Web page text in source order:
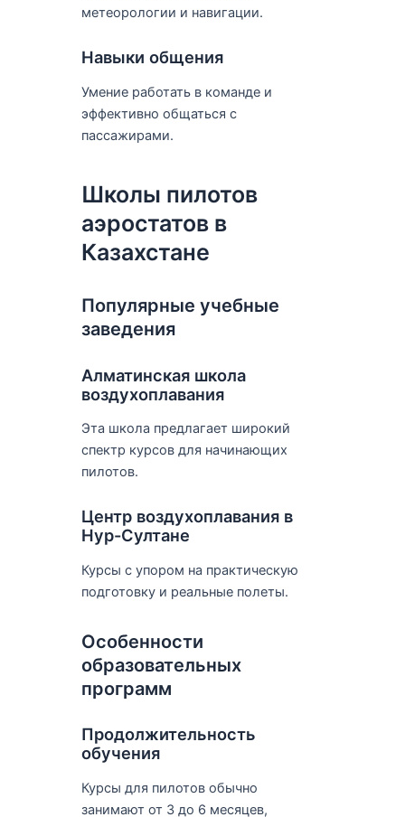
метеорологии и навигации.
Навыки общения
Умение работать в команде и
эффективно общаться с
пассажирами.
Школы пилотов
аэростатов в
Казахстане
Популярные учебные
заведения
Алматинская школа
воздухоплавания
Эта школа предлагает широкий
спектр курсов для начинающих
пилотов.
Центр воздухоплавания в
Нур-Султане
Курсы с упором на практическую
подготовку и реальные полеты.
Особенности
образовательных
программ
Продолжительность
обучения
Курсы для пилотов обычно
занимают от 3 до 6 месяцев,